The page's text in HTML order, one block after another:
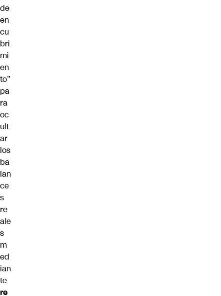
de
en
cu
bri
mi
en
to”
pa
ra
oc
ult
ar
los
ba
lan
ce
s
re
ale
s
m
ed
ian
te
re